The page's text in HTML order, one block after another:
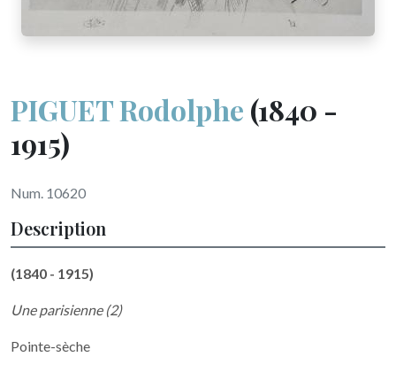
PIGUET Rodolphe (1840 -
1915)
Num. 10620
Description
(1840 - 1915)
Une parisienne (2)
Pointe-sèche